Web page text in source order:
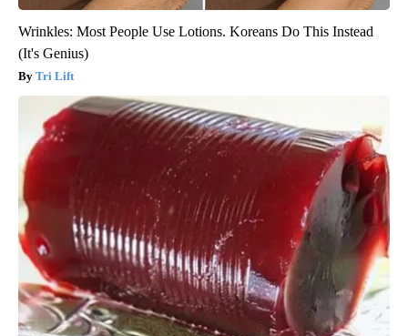
Wrinkles: Most People Use Lotions. Koreans Do This Instead
(It's Genius)
Tri Lift